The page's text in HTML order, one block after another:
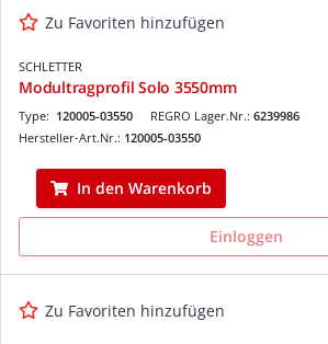
Zu Favoriten hinzufügen
SCHLETTER
Modultragprofil Solo 3550mm
REGRO Lager.Nr.: 6239986
Type: 120005-03550
Hersteller-Art.Nr.: 120005-03550
In den Warenkorb
Einloggen
Zu Favoriten hinzufügen